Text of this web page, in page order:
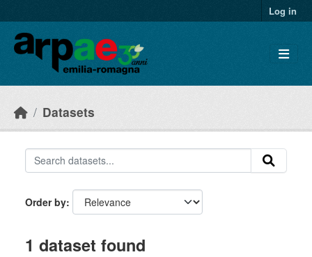
Log in
Datasets
Order by
1 dataset found